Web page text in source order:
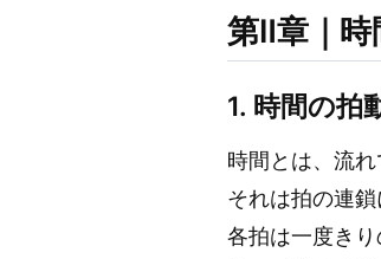
第Ⅱ章｜
1. 時間の拍
時間とは、流れ
それは拍の連鎖
各拍は一度きり